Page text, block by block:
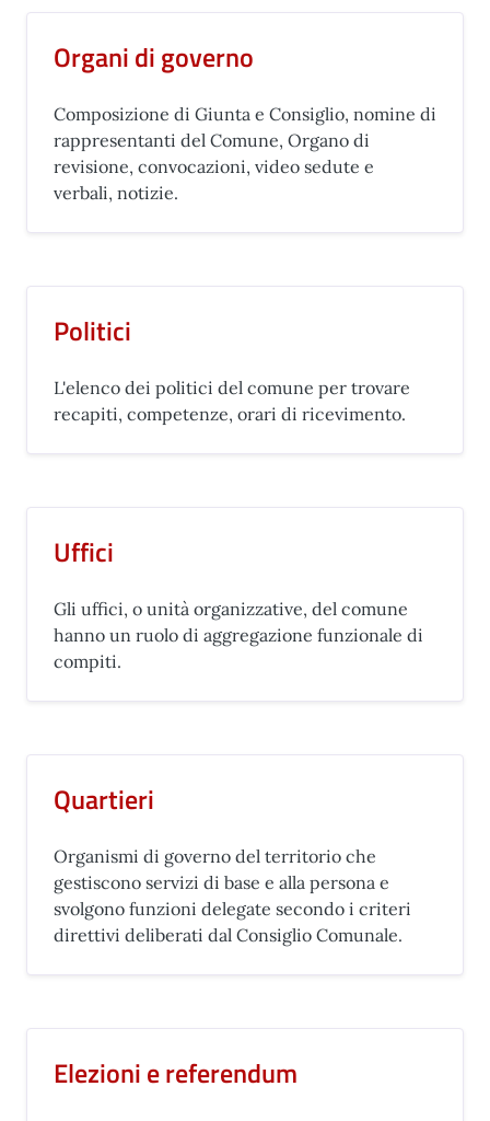
Organi di governo
Composizione di Giunta e Consiglio, nomine di
rappresentanti del Comune, Organo di
revisione, convocazioni, video sedute e
verbali, notizie.
Politici
L'elenco dei politici del comune per trovare
recapiti, competenze, orari di ricevimento.
Uffici
Gli uffici, o unità organizzative, del comune
hanno un ruolo di aggregazione funzionale di
compiti.
Quartieri
Organismi di governo del territorio che
gestiscono servizi di base e alla persona e
svolgono funzioni delegate secondo i criteri
direttivi deliberati dal Consiglio Comunale.
Elezioni e referendum